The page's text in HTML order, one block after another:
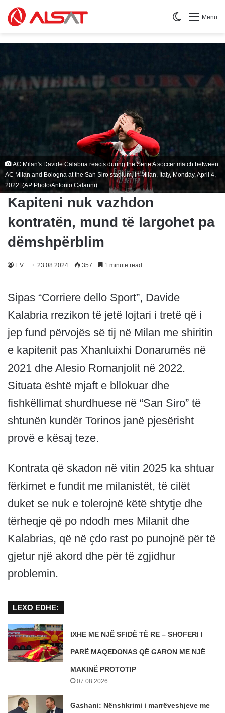
Menu
Switch skin
AC Milan's Davide Calabria reacts during the Serie A soccer match between
AC Milan and Bologna at the San Siro stadium, in Milan, Italy, Monday, April 4,
2022. (AP Photo/Antonio Calanni)
Kapiteni nuk vazhdon
kontratën, mund të largohet pa
dëmshpërblim
F.V 23.08.2024 357 1 minute read
Sipas “Corriere dello Sport”, Davide
Kalabria rrezikon të jetë lojtari i tretë që i
jep fund përvojës së tij në Milan me shiritin
e kapitenit pas Xhanluixhi Donarumës në
2021 dhe Alesio Romanjolit në 2022.
Situata është mjaft e bllokuar dhe
fishkëllimat shurdhuese në “San Siro” të
shtunën kundër Torinos janë pjesërisht
provë e kësaj teze.
Kontrata që skadon në vitin 2025 ka shtuar
fërkimet e fundit me milanistët, të cilët
duket se nuk e tolerojnë këtë shtytje dhe
tërheqje që po ndodh mes Milanit dhe
Kalabrias, që në çdo rast po punojnë për të
gjetur një akord dhe për të zgjidhur
problemin.
LEXO EDHE:
IXHE ME NJË SFIDË TË RE – SHOFERI I
PARË MAQEDONAS QË GARON ME NJË
MAKINË PROTOTIP
07.08.2026
Gashani: Nënshkrimi i marrëveshjeve me